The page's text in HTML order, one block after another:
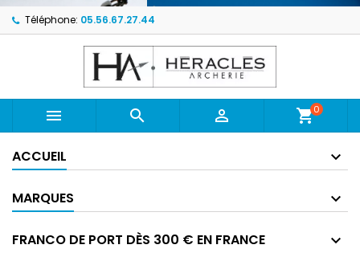
Téléphone: 05.56.67.27.44
   shopping_cart0
ACCUEIL
MARQUES
FRANCO DE PORT DÈS 300 € EN FRANCE